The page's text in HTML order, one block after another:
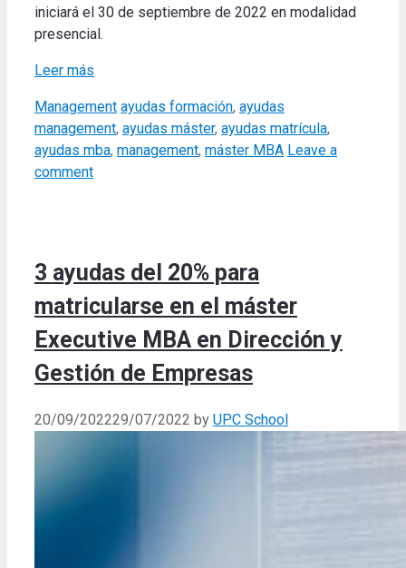
iniciará el 30 de septiembre de 2022 en modalidad
presencial.
Leer más
Categories
Management Tags
ayudas formación, ayudas
management, ayudas máster, ayudas matrícula,
ayudas mba, management, máster MBA Leave a
comment
3 ayudas del 20% para
matricularse en el máster
Executive MBA en Dirección y
Gestión de Empresas
20/09/202229/07/2022 by UPC School